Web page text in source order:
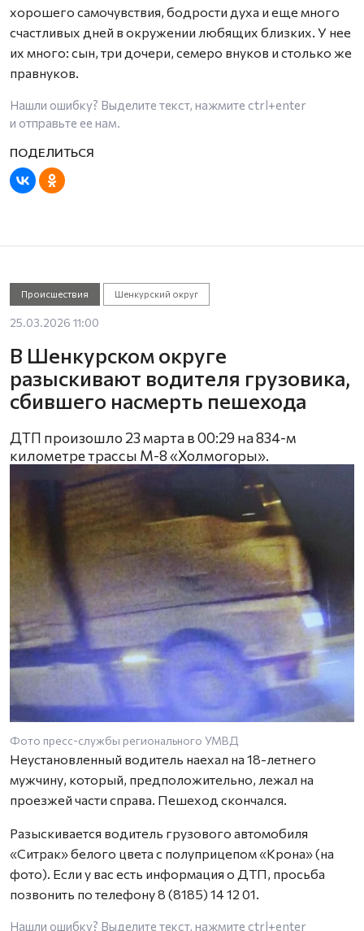
хорошего самочувствия, бодрости духа и еще много
счастливых дней в окружении любящих близких. У нее
их много: сын, три дочери, семеро внуков и столько же
правнуков.
Нашли ошибку? Выделите текст, нажмите ctrl+enter
и отправьте ее нам.
Происшествия Шенкурский округ
25.03.2026 11:00
В Шенкурском округе
разыскивают водителя грузовика,
сбившего насмерть пешехода
ДТП произошло 23 марта в 00:29 на 834-м
километре трассы М-8 «Холмогоры».
Фото пресс-службы регионального УМВД
Неустановленный водитель наехал на 18-летнего
мужчину, который, предположительно, лежал на
проезжей части справа. Пешеход скончался.
Разыскивается водитель грузового автомобиля
«Ситрак» белого цвета с полуприцепом «Крона» (на
фото). Если у вас есть информация о ДТП, просьба
позвонить по телефону 8 (8185) 14 12 01.
Нашли ошибку? Выделите текст, нажмите ctrl+enter